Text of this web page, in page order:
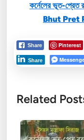
কর্নেলের ভূত-
Bhut Pret
Share Pinterest
Share
Related